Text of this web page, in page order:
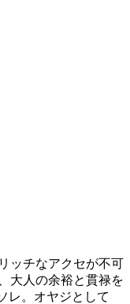
ッチなアクセが不可
大人の余裕と貫禄を
レ。オヤジとして